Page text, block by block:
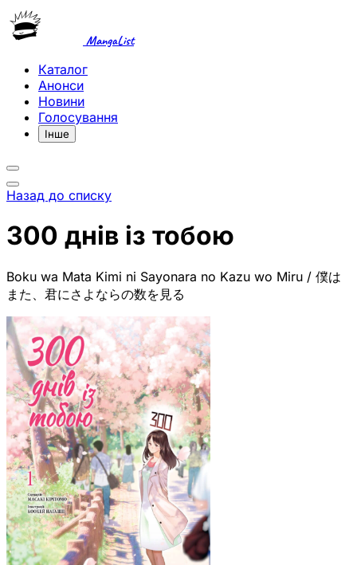
MangaList
Каталог
Анонси
Новини
Голосування
Інше
Назад до списку
300 днів із тобою
Boku wa Mata Kimi ni Sayonara no Kazu wo Miru / 僕は
また、君にさよならの数を見る